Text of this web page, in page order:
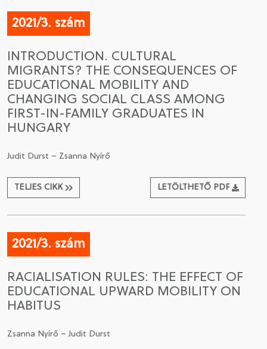
2021/3. szám
INTRODUCTION. CULTURAL
MIGRANTS? THE CONSEQUENCES OF
EDUCATIONAL MOBILITY AND
CHANGING SOCIAL CLASS AMONG
FIRST-IN-FAMILY GRADUATES IN
HUNGARY
Judit Durst – Zsanna Nyírő
TELJES CIKK LETÖLTHETŐ PDF
2021/3. szám
RACIALISATION RULES: THE EFFECT OF
EDUCATIONAL UPWARD MOBILITY ON
HABITUS
Zsanna Nyírő – Judit Durst